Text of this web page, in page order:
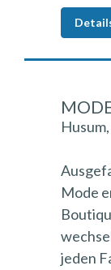
Mode
jeden